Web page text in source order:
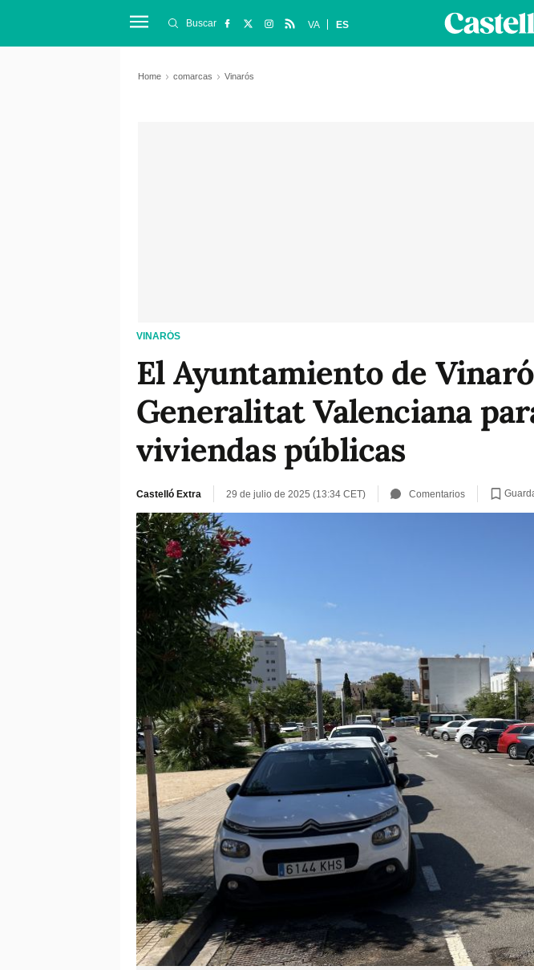
Buscar VA ES
Home comarcas Vinarós
VINARÓS
El Ayuntamiento de
Generalitat Valenciana
viviendas públicas
Castelló Extra 29 de julio de 2025 (13:34 CET) Comentarios